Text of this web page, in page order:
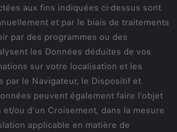
aux fins indiquées ci-dessus sont
et par le biais de traitements
par des programmes ou des
les Données déduites de vos
sur votre localisation et les
par le Navigateur, le Dispositif et
peuvent également faire l'objet
ou d'un Croisement, dans la mesure
applicable en matière de